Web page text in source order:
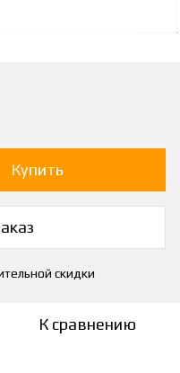
Купить
скидки
К сравнению